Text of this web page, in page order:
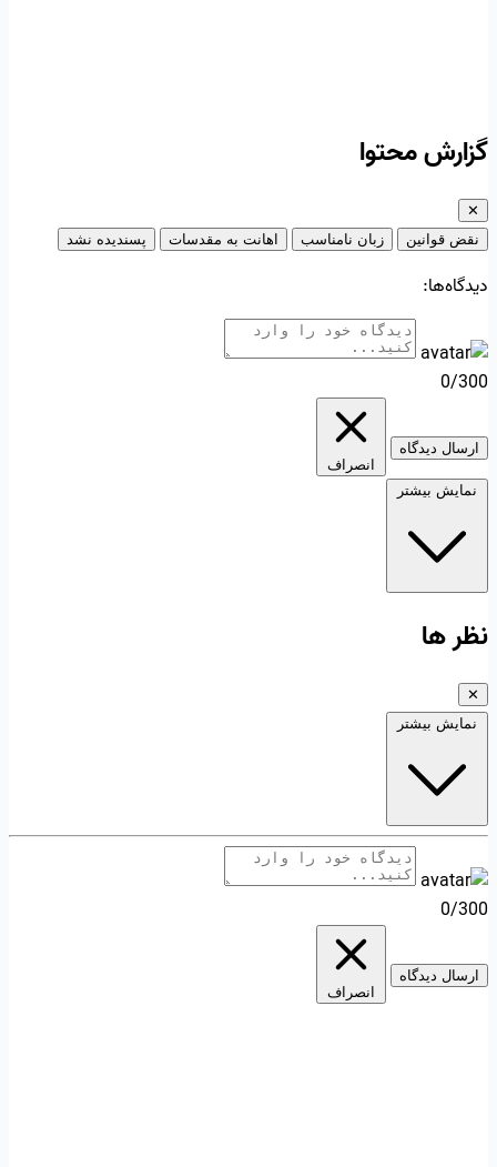
گزارش محتوا
✕
نقض قوانین
زبان نامناسب اهانت به مقدسات پسندیده نشد
دیدگاه‌ها:
0/300
ارسال دیدگاه
انصراف
نمایش بیشتر
نظر ها
✕
نمایش بیشتر
0/300
ارسال دیدگاه
انصراف